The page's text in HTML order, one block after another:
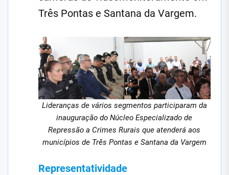
Três Pontas e Santana da Vargem.
Lideranças de vários segmentos participaram da
inauguração do Núcleo Especializado de
Repressão a Crimes Rurais que atenderá aos
municípios de Três Pontas e Santana da Vargem
Representatividade